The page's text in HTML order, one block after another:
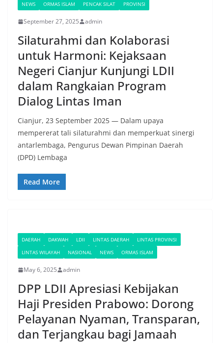
NEWS
ORMAS ISLAM PENCAK SILAT PROVINSI
September 27, 2025 admin
Silaturahmi dan Kolaborasi
untuk Harmoni: Kejaksaan
Negeri Cianjur Kunjungi LDII
dalam Rangkaian Program
Dialog Lintas Iman
Cianjur, 23 September 2025 — Dalam upaya
mempererat tali silaturahmi dan memperkuat sinergi
antarlembaga, Pengurus Dewan Pimpinan Daerah
(DPD) Lembaga
Read More
DAERAH DAKWAH LDII LINTAS DAERAH
LINTAS PROVINSI
LINTAS WILAYAH
NASIONAL NEWS ORMAS ISLAM
May 6, 2025 admin
DPP LDII Apresiasi Kebijakan
Haji Presiden Prabowo: Dorong
Pelayanan Nyaman, Transparan,
dan Terjangkau bagi Jamaah